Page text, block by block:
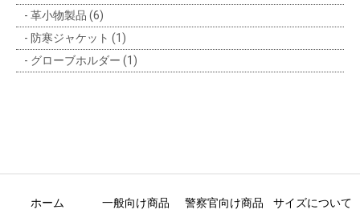
革小物製品 (6)
防寒ジャケット (1)
グローブホルダー (1)
ホーム 一般向け商品 警察官向け商品 サイズについて